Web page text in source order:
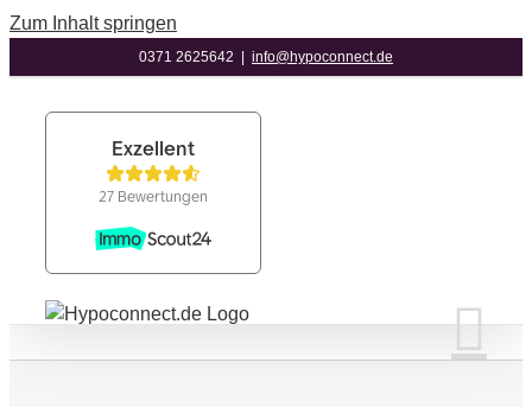
Zum Inhalt springen
0371 2625642 info@hypoconnect.de